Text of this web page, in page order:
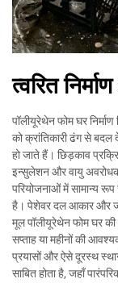
त्वरित
पॉलीयूरेथेन फोम घर
को क्रांतिकारी ढंग से बदल
हो जाते हैं। छिड़काव
इन्सुलेशन और वायु अवरोधक
परियोजनाओं में सामान्य रूप
है। पेशेवर दल आकार और
मूल पॉलीयूरेथेन फोम घर
सप्ताह या महीनों की
प्रयासों और ऐसे दूरस्थ
साबित होता है, जहाँ